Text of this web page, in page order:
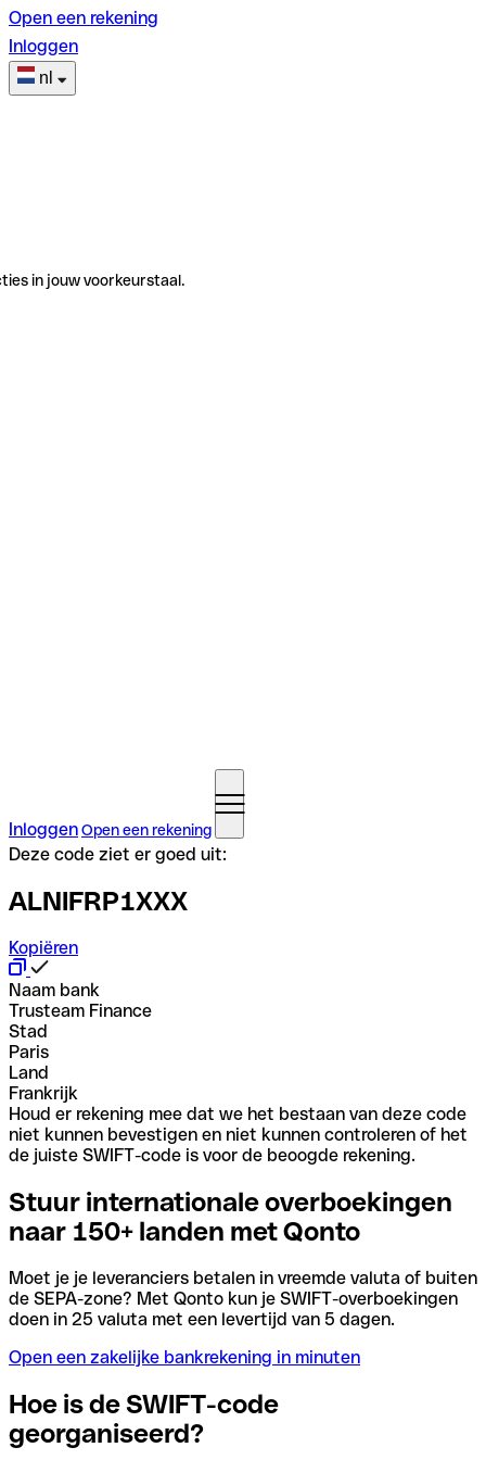
Open een rekening
Inloggen
nl
in jouw voorkeurstaal.
InloggenOpen een rekening
Deze code ziet er goed uit:
ALNIFRP1XXX
Kopiëren
Naam bank
Trusteam Finance
Stad
Paris
Land
Frankrijk
Houd er rekening mee dat we het bestaan van deze code
niet kunnen bevestigen en niet kunnen controleren of het
de juiste SWIFT-code is voor de beoogde rekening.
Stuur internationale overboekingen
naar 150+ landen met Qonto
Moet je je leveranciers betalen in vreemde valuta of buiten
de SEPA-zone? Met Qonto kun je SWIFT-overboekingen
doen in 25 valuta met een levertijd van 5 dagen.
Open een zakelijke bankrekening in minuten
Hoe is de SWIFT-code
georganiseerd?